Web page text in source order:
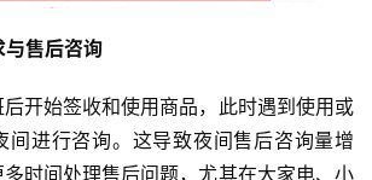
与售后咨询
开始签收和使用商品，此时遇到使用或
间进行咨询。这导致夜间售后咨询量增
时间处理售后问题，尤其在大家电、小